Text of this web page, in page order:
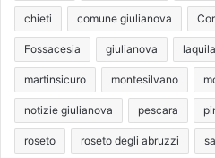
chieti comune giulianova
Fossacesia giulianova laquila
martinsicuro montesilvano
notizie giulianova pescara
roseto roseto degli abruzzi